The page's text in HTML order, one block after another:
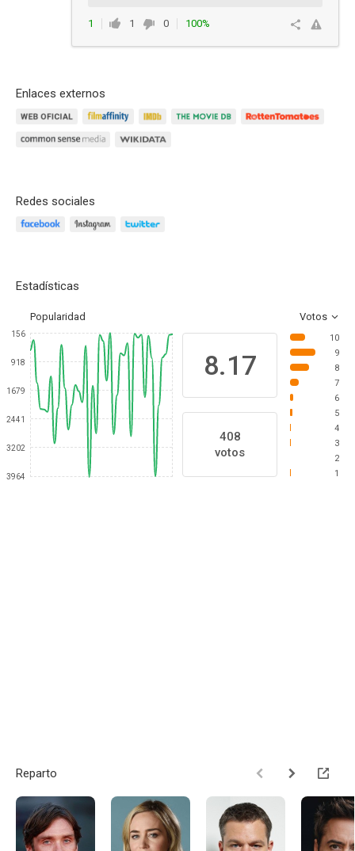
1 1 0
100%
Enlaces externos
Redes sociales
Estadísticas
Popularidad Votos
156
918
1679
2441
3202
3964
8.17
408
votos
10
9
8
7
6
5
4
3
2
1
Reparto